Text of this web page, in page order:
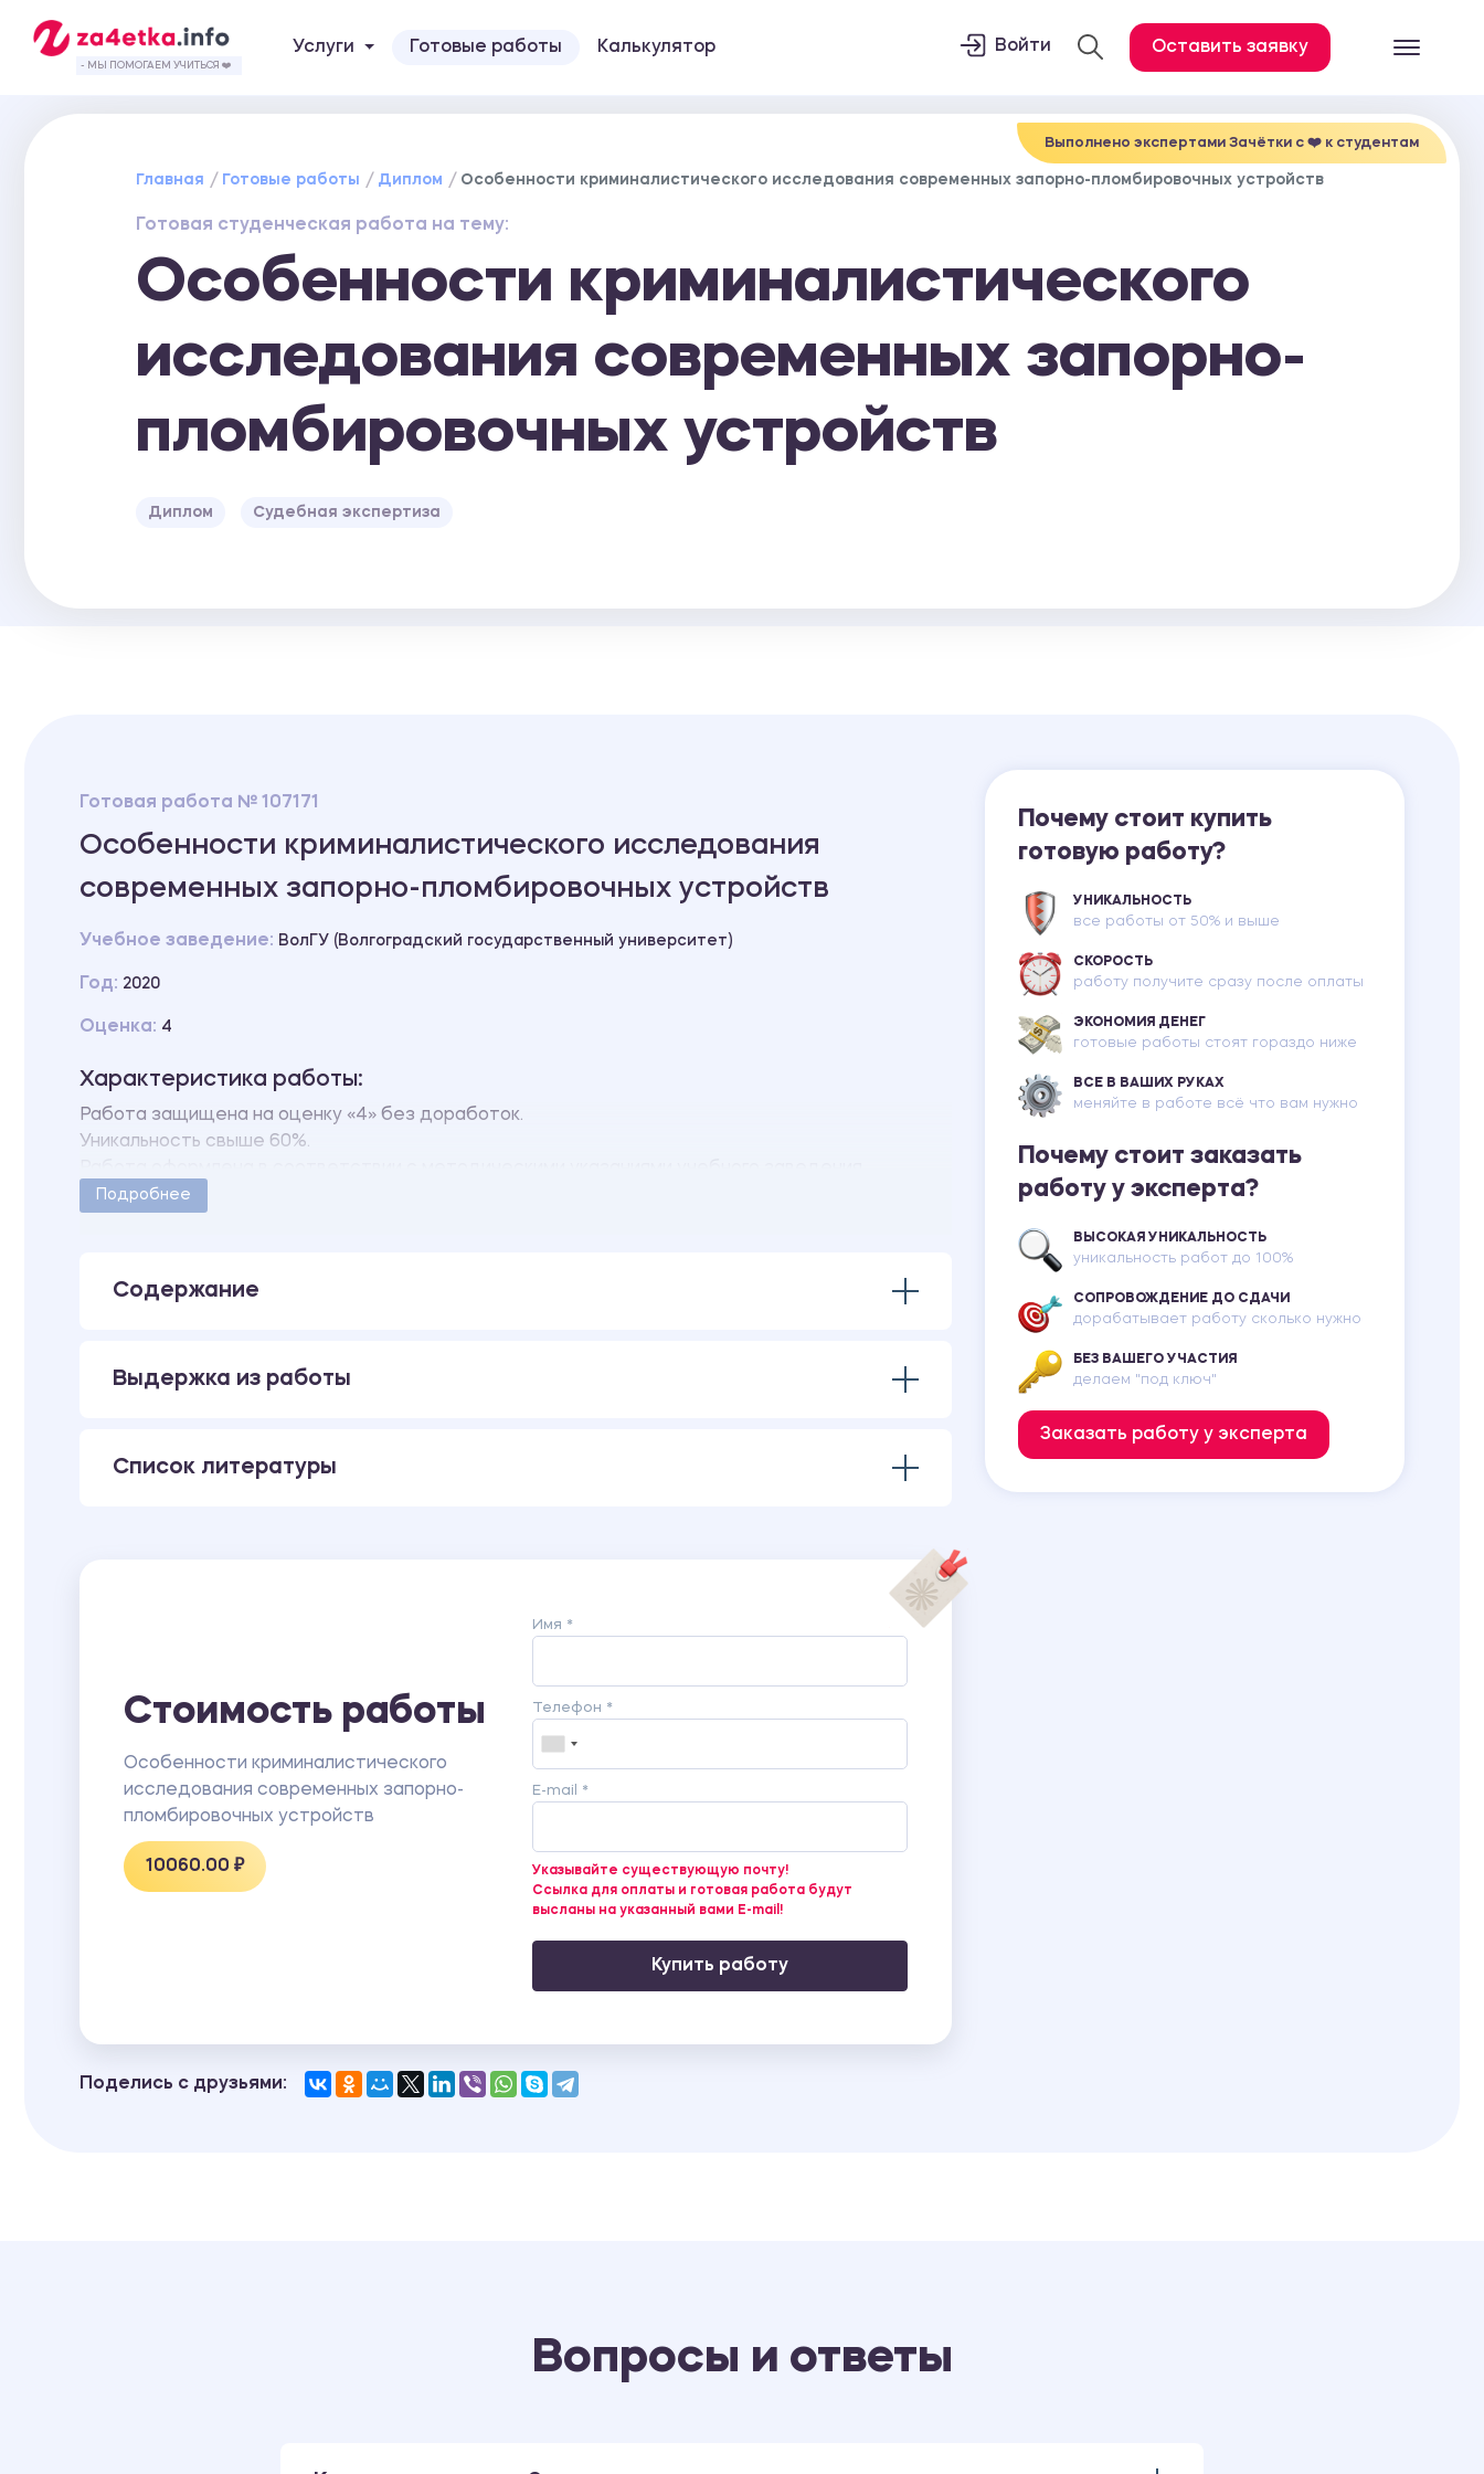
Все услуги
Контрольная работа
Отчет по практике
- МЫ ПОМОГАЕМ УЧИТЬСЯ ❤️
Услуги Готовые работы Калькулятор Войти Оставить заявку
Выполнено экспертами Зачётки c ❤️ к студентам
Главная Готовые работы Диплом Особенности криминалистического исследования современных запорно-пломбировочных устройств
Готовая студенческая работа на тему:
Особенности криминалистического
исследования современных запорно-
пломбировочных устройств
Диплом Судебная экспертиза
Готовая работа № 107171
Особенности криминалистического исследования
современных запорно-пломбировочных устройств
Учебное заведение: ВолГУ (Волгоградский государственный университет)
Год: 2020
Оценка: 4
Характеристика работы:
Работа защищена на оценку «4» без доработок.
Уникальность свыше 60%.
Количество страниц - 57.
Подробнее
Содержание
Выдержка из работы
Список литературы
Стоимость работы
Особенности криминалистического
исследования современных запорно-
пломбировочных устройств
10060.00 ₽
Имя *
Телефон *
E-mail *
Указывайте существующую почту!
Ссылка для оплаты и готовая работа будут
высланы на указанный вами E-mail!
Купить работу
Почему стоит купить
готовую работу?
УНИКАЛЬНОСТЬ
все работы от 50% и выше
СКОРОСТЬ
работу получите сразу после оплаты
ЭКОНОМИЯ ДЕНЕГ
готовые работы стоят гораздо ниже
ВСЕ В ВАШИХ РУКАХ
меняйте в работе всё что вам нужно
Почему стоит заказать
работу у эксперта?
ВЫСОКАЯ УНИКАЛЬНОСТЬ
уникальность работ до 100%
СОПРОВОЖДЕНИЕ ДО СДАЧИ
дорабатывает работу сколько нужно
БЕЗ ВАШЕГО УЧАСТИЯ
делаем "под ключ"
Заказать работу у эксперта
Поделись с друзьями:
Вопросы и ответы